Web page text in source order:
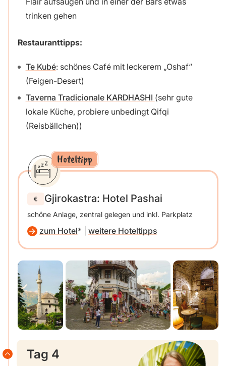
trinken gehen
Restauranttipps:
Te Kubé: schönes Café mit leckerem „Oshaf“
(Feigen-Desert)
Taverna Tradicionale KARDHASHI (sehr gute
lokale Küche, probiere unbedingt Qifqi
(Reisbällchen))
Hoteltipp
Gjirokastra: Hotel Pashai
schöne Anlage, zentral gelegen und inkl. Parkplatz
zum Hotel weitere Hoteltipps
Tag 4